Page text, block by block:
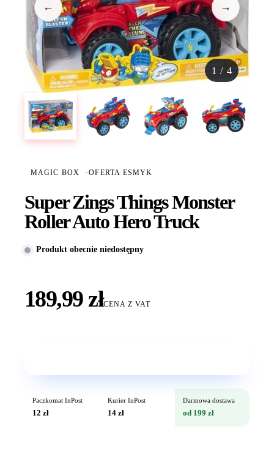
← →
1 / 4
MAGIC BOX ·OFERTA ESMYK
Super Zings Things Monster
Roller Auto Hero Truck
Produkt obecnie niedostępny
189,99 złCENA Z VAT
Paczkomat InPost
12 zł
Kurier InPost
14 zł
Darmowa dostawa
od 199 zł